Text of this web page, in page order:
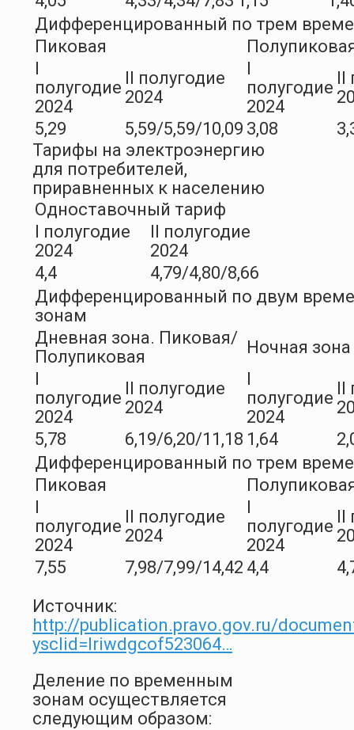
Дифференцированный по трем
Пиковая
полугодие
2024
II полугодие
2024
полугодие
2024
5,29
5,59/5,59/10,09 3,08
Тарифы на электроэнергию
для потребителей,
приравненных к населению
Одноставочный тариф
I полугодие
2024
II полугодие
2024
4,4
4,79/4,80/8,66
Дифференцированный по двум
зонам
Дневная зона. Пиковая/
Полупиковая
Ночная зона
полугодие
2024
II полугодие
2024
полугодие
2024
5,78
6,19/6,20/11,18 1,64
Дифференцированный по трем
Пиковая
полугодие
2024
II полугодие
2024
полугодие
2024
7,55
7,98/7,99/14,42 4,4
Источник:
http://publication.pravo.gov.ru/
ysclid=lriwdgcof523064…
Деление по временным
зонам осуществляется
следующим образом: